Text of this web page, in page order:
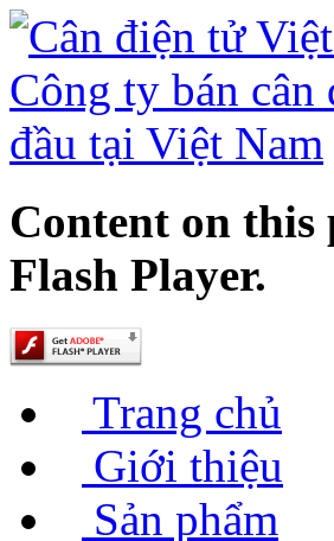
Content on this
Flash Player.
Trang chủ
Giới thiệu
Sản phẩm